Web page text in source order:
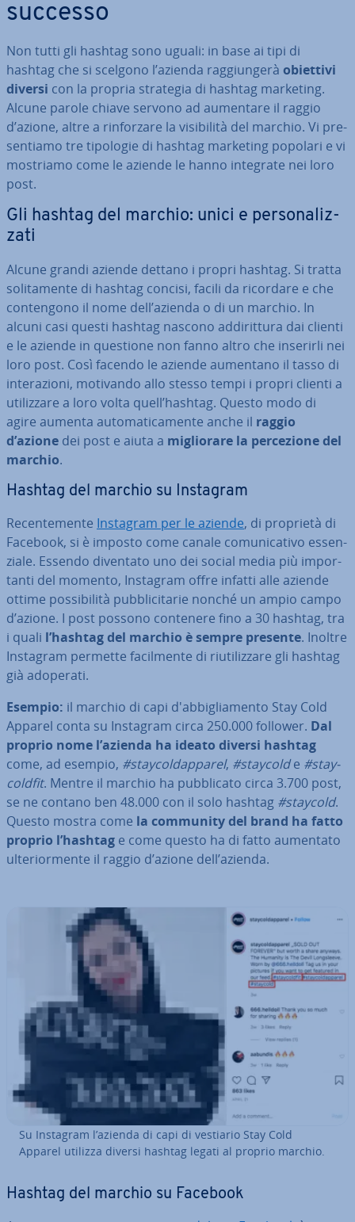
successo
Non tutti gli hashtag sono uguali: in base ai tipi di
hashtag che si scelgono l’azienda rag­giun­ge­rà obiettivi
diversi con la propria strategia di hashtag marketing.
Alcune parole chiave servono ad aumentare il raggio
d’azione, altre a rin­for­za­re la vi­si­bi­li­tà del marchio. Vi pre­
sen­tia­mo tre tipologie di hashtag marketing popolari e vi
mostriamo come le aziende le hanno integrate nei loro
post.
Gli hashtag del marchio: unici e per­so­na­liz­
za­ti
Alcune grandi aziende dettano i propri hashtag. Si tratta
so­li­ta­men­te di hashtag concisi, facili da ricordare e che
con­ten­go­no il nome dell’azienda o di un marchio. In
alcuni casi questi hashtag nascono ad­di­rit­tu­ra dai clienti
e le aziende in questione non fanno altro che inserirli nei
loro post. Così facendo le aziende aumentano il tasso di
in­te­ra­zio­ni, motivando allo stesso tempi i propri clienti a
uti­liz­za­re a loro volta quell’hashtag. Questo modo di
agire aumenta au­to­ma­ti­ca­men­te anche il raggio
d’azione dei post e aiuta a mi­glio­ra­re la per­ce­zio­ne del
marchio.
Hashtag del marchio su Instagram
Re­cen­te­men­te Instagram per le aziende, di proprietà di
Facebook, si è imposto come canale co­mu­ni­ca­ti­vo es­sen­
zia­le. Essendo diventato uno dei social media più im­por­
tan­ti del momento, Instagram offre infatti alle aziende
ottime pos­si­bi­li­tà pub­bli­ci­ta­rie nonché un ampio campo
d’azione. I post possono contenere fino a 30 hashtag, tra
i quali l’hashtag del marchio è sempre presente. Inoltre
Instagram permette fa­cil­men­te di riu­ti­liz­za­re gli hashtag
già adoperati.
Esempio: il marchio di capi d'ab­bi­glia­men­to Stay Cold
Apparel conta su Instagram circa 250.000 follower. Dal
proprio nome l’azienda ha ideato diversi hashtag
come, ad esempio, #stay­col­dap­pa­rel, #staycolde #stay­
col­d­fit. Mentre il marchio ha pub­bli­ca­to circa 3.700 post,
se ne contano ben 48.000 con il solo hashtag #staycold.
Questo mostra come la community del brand ha fatto
proprio l’hashtag e come questo ha di fatto aumentato
ul­te­rior­men­te il raggio d’azione dell’azienda.
Su Instagram l’azienda di capi di vestiario Stay Cold
Apparel utilizza diversi hashtag legati al proprio marchio.
Hashtag del marchio su Facebook